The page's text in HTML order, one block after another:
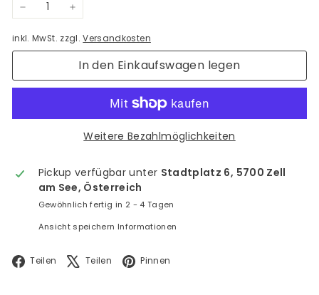
− +
inkl. MwSt. zzgl.Versandkosten
In den Einkaufswagen legen
Weitere Bezahlmöglichkeiten
Pickup verfügbar unter Stadtplatz 6, 5700 Zell
am See, Österreich
Gewöhnlich fertig in 2 - 4 Tagen
Ansicht speichern Informationen
Teilen Facebook
Teilen X Pinnen